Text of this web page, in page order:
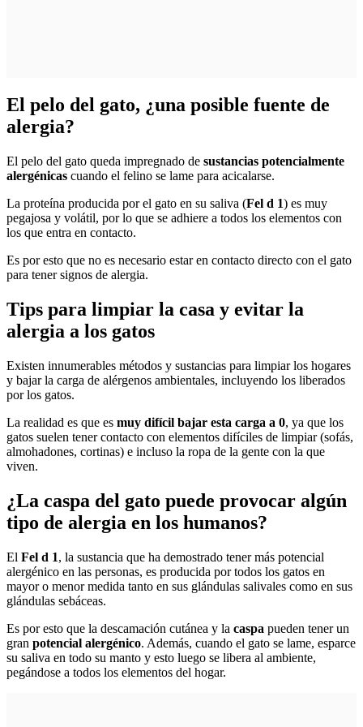
El pelo del gato, ¿una posible fuente de
alergia?
El pelo del gato queda impregnado de sustancias potencialmente
alergénicas cuando el felino se lame para acicalarse.
La proteína producida por el gato en su saliva (Fel d 1) es muy
pegajosa y volátil, por lo que se adhiere a todos los elementos con
los que entra en contacto.
Es por esto que no es necesario estar en contacto directo con el gato
para tener signos de alergia.
Tips para limpiar la casa y evitar la
alergia a los gatos
Existen innumerables métodos y sustancias para limpiar los hogares
y bajar la carga de alérgenos ambientales, incluyendo los liberados
por los gatos.
La realidad es que es muy difícil bajar esta carga a 0, ya que los
gatos suelen tener contacto con elementos difíciles de limpiar (sofás,
almohadones, cortinas) e incluso la ropa de la gente con la que
viven.
¿La caspa del gato puede provocar algún
tipo de alergia en los humanos?
El Fel d 1, la sustancia que ha demostrado tener más potencial
alergénico en las personas, es producida por todos los gatos en
mayor o menor medida tanto en sus glándulas salivales como en sus
glándulas sebáceas.
Es por esto que la descamación cutánea y la caspa pueden tener un
gran potencial alergénico. Además, cuando el gato se lame, esparce
su saliva en todo su manto y esto luego se libera al ambiente,
pegándose a todos los elementos del hogar.